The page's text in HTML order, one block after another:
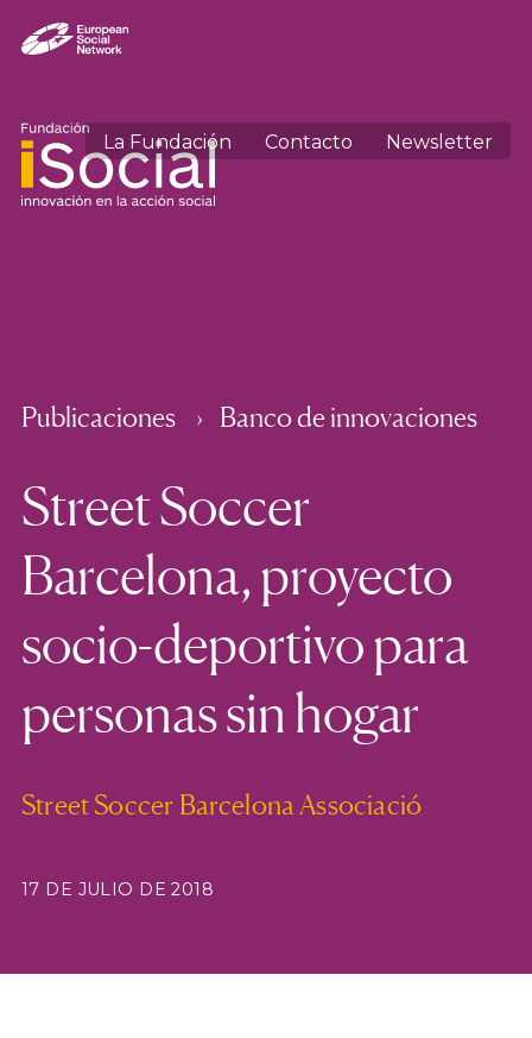
La Fundación Contacto Newsletter
Publicaciones Banco de innovaciones
Street Soccer
Barcelona, proyecto
socio-deportivo para
personas sin hogar
Street Soccer Barcelona Associació
17 DE JULIO DE 2018